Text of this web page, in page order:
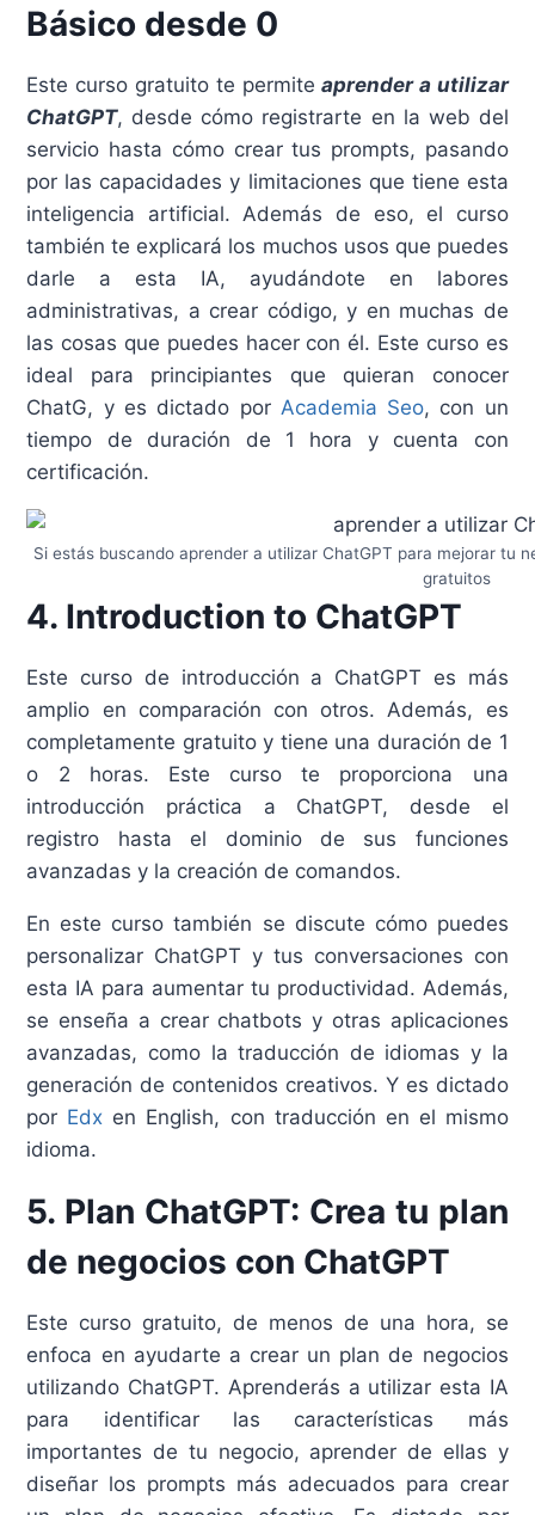
Básico desde 0
Este curso gratuito te permite aprender a utilizar
ChatGPT, desde cómo registrarte en la web del
servicio hasta cómo crear tus prompts, pasando
por las capacidades y limitaciones que tiene esta
inteligencia artificial. Además de eso, el curso
también te explicará los muchos usos que puedes
darle a esta IA, ayudándote en labores
administrativas, a crear código, y en muchas de
las cosas que puedes hacer con él. Este curso es
ideal para principiantes que quieran conocer
ChatG, y es dictado por Academia Seo, con un
tiempo de duración de 1 hora y cuenta con
certificación.
Si estás buscando aprender a utilizar ChatGPT para mejorar tu
gratuitos
4. Introduction to ChatGPT
Este curso de introducción a ChatGPT es más
amplio en comparación con otros. Además, es
completamente gratuito y tiene una duración de 1
o 2 horas. Este curso te proporciona una
introducción práctica a ChatGPT, desde el
registro hasta el dominio de sus funciones
avanzadas y la creación de comandos.
En este curso también se discute cómo puedes
personalizar ChatGPT y tus conversaciones con
esta IA para aumentar tu productividad. Además,
se enseña a crear chatbots y otras aplicaciones
avanzadas, como la traducción de idiomas y la
generación de contenidos creativos. Y es dictado
por Edx en English, con traducción en el mismo
idioma.
5. Plan ChatGPT: Crea tu plan
de negocios con ChatGPT
Este curso gratuito, de menos de una hora, se
enfoca en ayudarte a crear un plan de negocios
utilizando ChatGPT. Aprenderás a utilizar esta IA
para identificar las características más
importantes de tu negocio, aprender de ellas y
diseñar los prompts más adecuados para crear